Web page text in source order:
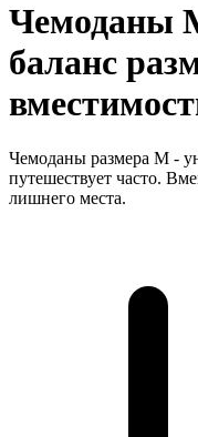
Чемоданы
баланс
Чемоданы размера M -
путешествует часто.
лишнего места.